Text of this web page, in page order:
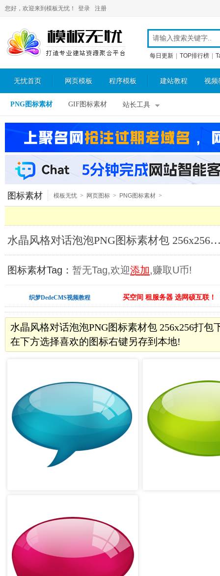
您好，欢迎来到模板无忧！ 登录 注册
每日更新 TOP排行榜
无忧首页 网页模板 程序模板 建站教程 视频
PNG图标素材 GIF图标素材 站长工具
图标素材 模板无忧 > 网页图标 > PNG图标素材 >
水晶风格对话泡泡PNG图标素材包
图标素材Tag： 暂无Tag,欢迎添加,赚取U币!
织梦DedeCMS视频教程 买空间 租服务器 选网硕互联！
水晶风格对话泡泡PNG图标素材包 256x256打包
在下方选择喜欢的图标右键另存到本地!